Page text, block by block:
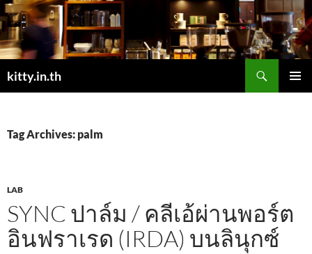
Skip
to
content
kitty.in.th
Tag Archives: palm
LAB
SYNC ปาล์ม / คลีเอ้ผ่านพอร์ต
อินฟราเรด (IRDA) บนลินุกซ์